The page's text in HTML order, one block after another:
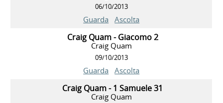
06/10/2013
Guarda Ascolta
Craig Quam - Giacomo 2
Craig Quam
09/10/2013
Guarda Ascolta
Craig Quam - 1 Samuele 31
Craig Quam